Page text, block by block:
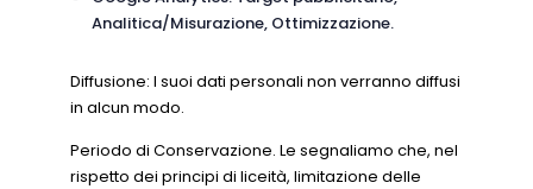
Analitica/Misurazione, Ottimizzazione.
Diffusione: I suoi dati personali non verranno diffusi
in alcun modo.
Periodo di Conservazione. Le segnaliamo che, nel
rispetto dei principi di liceità, limitazione delle